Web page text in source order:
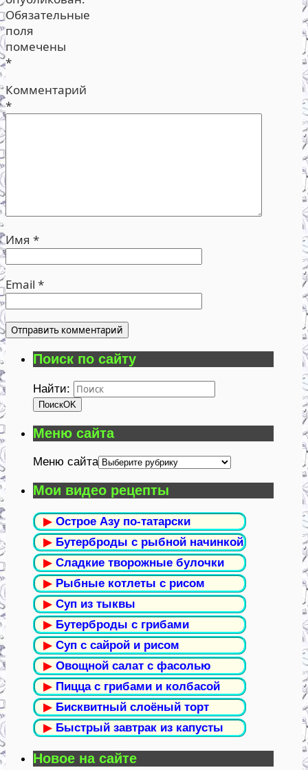
Обязательные
поля
помечены
*
Комментарий
*
Имя *
Email *
Поиск по сайту
Найти:
ПоискOK
Меню сайта
Меню сайта
Мои видео рецепты
▶ Острое Азу по-татарски
▶ Бутерброды с рыбной начинкой
▶ Сладкие творожные булочки
▶ Рыбные котлеты с рисом
▶ Суп из тыквы
▶ Бутерброды с грибами
▶ Суп с сайрой и рисом
▶ Овощной салат с фасолью
▶ Пицца с грибами и колбасой
▶ Бисквитный слоёный торт
▶ Быстрый завтрак из капусты
Новое на сайте